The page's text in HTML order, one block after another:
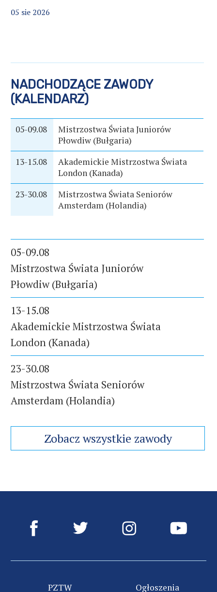
05 sie 2026
NADCHODZĄCE ZAWODY
(KALENDARZ)
05-09.08
Mistrzostwa Świata Juniorów
Płowdiw (Bułgaria)
13-15.08
Akademickie Mistrzostwa Świata
London (Kanada)
23-30.08
Mistrzostwa Świata Seniorów
Amsterdam (Holandia)
05-09.08
Mistrzostwa Świata Juniorów
Płowdiw (Bułgaria)
13-15.08
Akademickie Mistrzostwa Świata
London (Kanada)
23-30.08
Mistrzostwa Świata Seniorów
Amsterdam (Holandia)
Zobacz wszystkie zawody
PZTW Ogłoszenia